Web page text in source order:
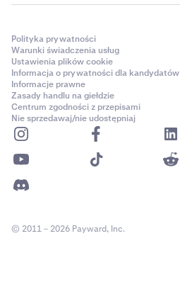
Polityka prywatności
Warunki świadczenia usług
Ustawienia plików cookie
Informacja o prywatności dla kandydatów
Informacje prawne
Zasady handlu na giełdzie
Centrum zgodności z przepisami
Nie sprzedawaj/nie udostępniaj
© 2011 – 2026 Payward, Inc.